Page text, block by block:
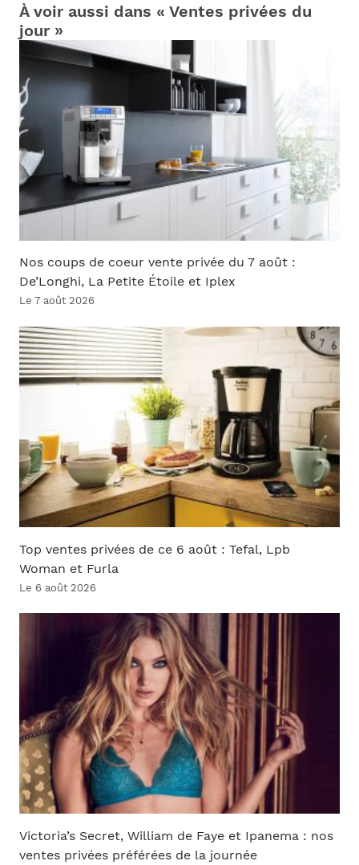
À voir aussi dans « Ventes privées du
jour »
Nos coups de coeur vente privée du 7 août :
De’Longhi, La Petite Étoile et Iplex
Le 7 août 2026
Top ventes privées de ce 6 août : Tefal, Lpb
Woman et Furla
Le 6 août 2026
Victoria’s Secret, William de Faye et Ipanema : nos
ventes privées préférées de la journée